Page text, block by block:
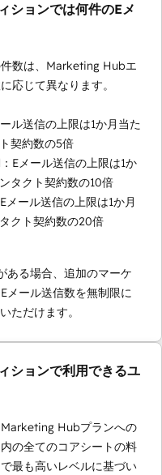
ョンでは何件のEメ
数は、Marketing Hubエ
応じて異なります。
ル送信の上限は1か月当た
契約数の5倍
Eメール送信の上限は1か
タクト契約数の10倍
ール送信の上限は1か月
クト契約数の20倍
ある場合、追加のマーケ
メール送信数を無制限に
ただけます。
ションで利用できるユ
Hubプランへの
の全てのコアシートの料
最も高いレベルに基づい